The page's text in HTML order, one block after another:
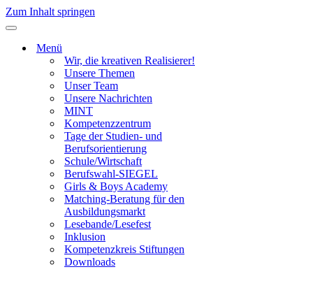
Zum Inhalt springen
Navigationsmenü
Menü
Wir, die kreativen Realisierer!
Unsere Themen
Unser Team
Unsere Nachrichten
MINT
Kompetenzzentrum
Tage der Studien- und
Berufsorientierung
Schule/Wirtschaft
Berufswahl-SIEGEL
Girls & Boys Academy
Matching-Beratung für den
Ausbildungsmarkt
Lesebande/Lesefest
Inklusion
Kompetenzkreis Stiftungen
Downloads